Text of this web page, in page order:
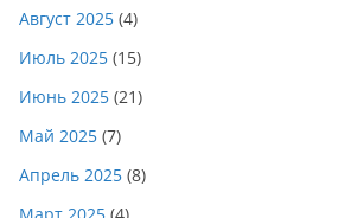
Август 2025 (4)
Июль 2025 (15)
Июнь 2025 (21)
Май 2025 (7)
Апрель 2025 (8)